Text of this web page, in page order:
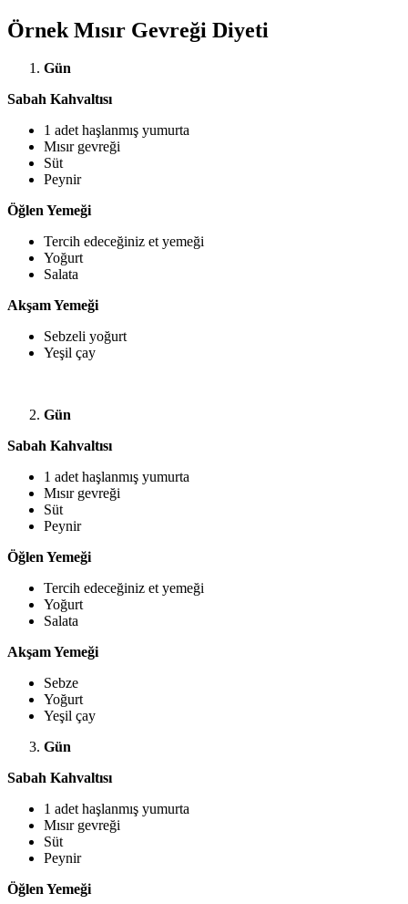
Örnek Mısır Gevreği Diyeti
Gün
Sabah Kahvaltısı
1 adet haşlanmış yumurta
Mısır gevreği
Süt
Peynir
Öğlen Yemeği
Tercih edeceğiniz et yemeği
Yoğurt
Salata
Akşam Yemeği
Sebzeli yoğurt
Yeşil çay
Gün
Sabah Kahvaltısı
1 adet haşlanmış yumurta
Mısır gevreği
Süt
Peynir
Öğlen Yemeği
Tercih edeceğiniz et yemeği
Yoğurt
Salata
Akşam Yemeği
Sebze
Yoğurt
Yeşil çay
Gün
Sabah Kahvaltısı
1 adet haşlanmış yumurta
Mısır gevreği
Süt
Peynir
Öğlen Yemeği